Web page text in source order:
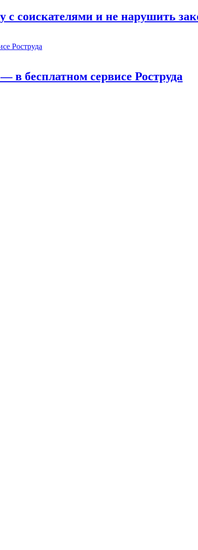
с соискателями и не нарушить
бесплатном сервисе Роструда